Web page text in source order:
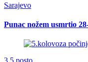
Sarajevo
Punac nožem usmrtio